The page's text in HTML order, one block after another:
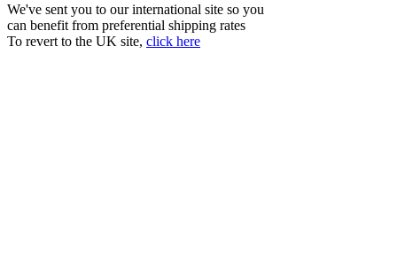
We've sent you to our international site so you
can benefit from preferential shipping rates
To revert to the UK site, click here